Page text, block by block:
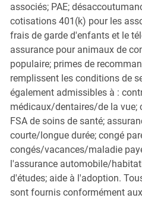
associés; PAE;
cotisations 401(k) pour les
frais de garde d'enfants et le
assurance pour animaux de
populaire; primes de
remplissent les conditions de
également admissibles à :
médicaux/dentaires/de la vue;
FSA de soins de santé;
courte/longue durée; congé
congés/vacances/maladie
l'assurance automobile/
d'études; aide à l'adoption.
sont fournis conformément